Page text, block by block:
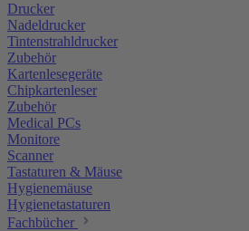
Drucker
Nadeldrucker
Tintenstrahldrucker
Zubehör
Kartenlesegeräte
Chipkartenleser
Zubehör
Medical PCs
Monitore
Scanner
Tastaturen & Mäuse
Hygienemäuse
Hygienetastaturen
Fachbücher